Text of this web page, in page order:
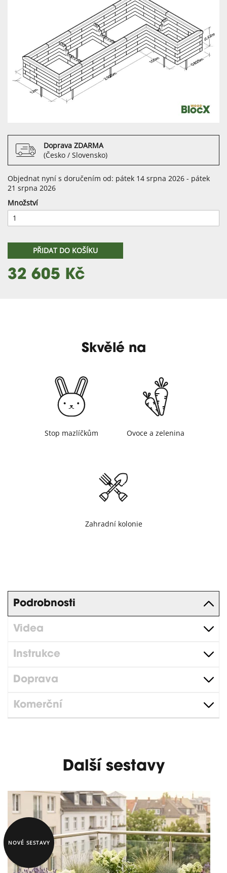
Doprava ZDARMA
(Česko / Slovensko)
Objednat nyní s doručením od: pátek 14 srpna 2026 - pátek
21 srpna 2026
Množství
PŘIDAT DO KOŠÍKU
32 605 Kč
Skvělé na
Stop mazlíčkům Ovoce a zelenina
Zahradní kolonie
Podrobnosti
Videa
Instrukce
Doprava
Komerční
Další sestavy
NOVÉ SESTAVY